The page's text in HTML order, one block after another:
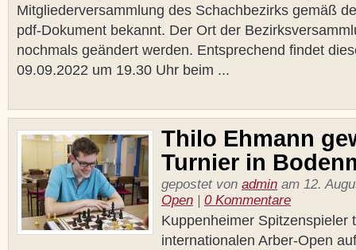
Mitgliederversammlung des Schachbezirks gemäß
pdf-Dokument bekannt. Der Ort der
nochmals geändert werden. Entsprechend findet
09.09.2022 um 19.30 Uhr beim ...
Thilo Ehmann
Turnier in
gepostet von admin am 12.
Open
0 Kommentare
Kuppenheimer Spitzenspieler
internationalen Arber-Open